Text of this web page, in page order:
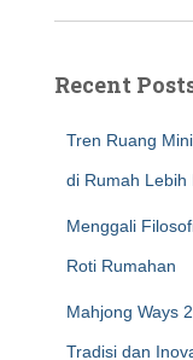
Recent
Tren Ruang
di Rumah Lebih
Menggali
Roti Rumahan
Mahjong Ways
Tradisi dan